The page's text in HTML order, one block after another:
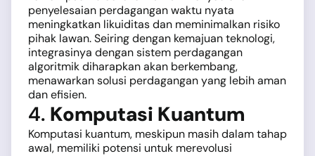
penyelesaian perdagangan waktu nyata
meningkatkan likuiditas dan meminimalkan risiko
pihak lawan. Seiring dengan kemajuan teknologi,
integrasinya dengan sistem perdagangan
algoritmik diharapkan akan berkembang,
menawarkan solusi perdagangan yang lebih aman
dan efisien.
4. Komputasi Kuantum
Komputasi kuantum, meskipun masih dalam tahap
awal, memiliki potensi untuk merevolusi